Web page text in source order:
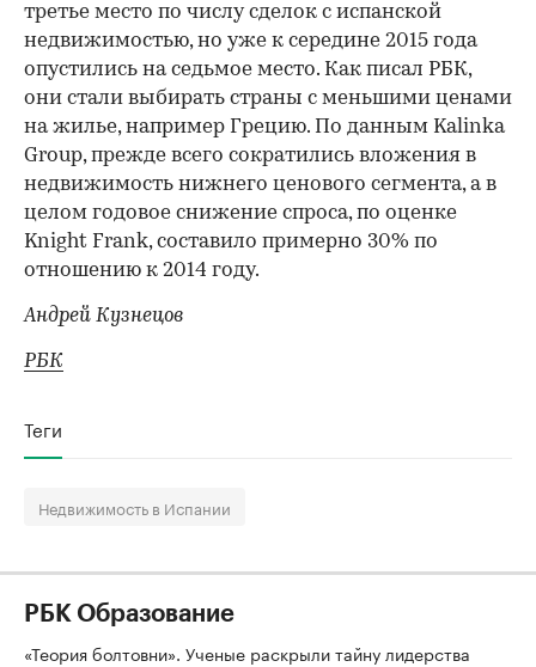
третье место по числу сделок с испанской
недвижимостью, но уже к середине 2015 года
опустились на седьмое место. Как писал РБК,
они стали выбирать страны с меньшими ценами
на жилье, например​ Грецию. По данным Kalinka
Group, прежде всего сократились вложения в
недвижимость нижнего ценового сегмента, а в
целом годовое снижение спроса, по оценке
Knight Frank, составило примерно 30% по
отношению к 2014 году.
Андрей Кузнецов
РБК
Теги
Недвижимость в Испании
РБК Образование
«Теория болтовни». Ученые раскрыли тайну лидерства